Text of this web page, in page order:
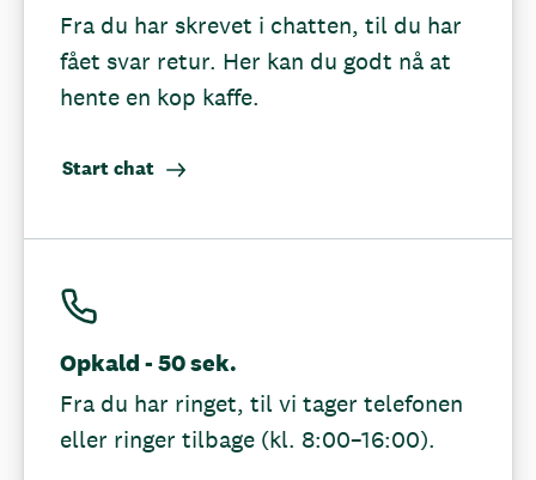
Fra du har skrevet i chatten, til du har
fået svar retur. Her kan du godt nå at
hente en kop kaffe.
Start chat
Opkald - 50 sek.
Fra du har ringet, til vi tager telefonen
eller ringer tilbage (kl. 8:00–16:00).